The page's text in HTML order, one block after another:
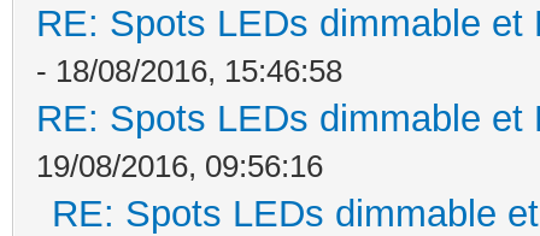
RE: Spots LEDs dimmable
- 18/08/2016, 15:46:58
RE: Spots LEDs dimmable
19/08/2016, 09:56:16
RE: Spots LEDs dimmable